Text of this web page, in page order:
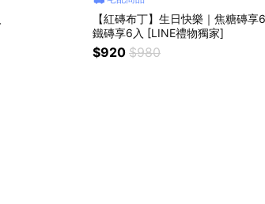
【紅磚布丁】生日快樂｜焦糖磚享
鐵磚享6入 [LINE禮物獨家]
$920 $980